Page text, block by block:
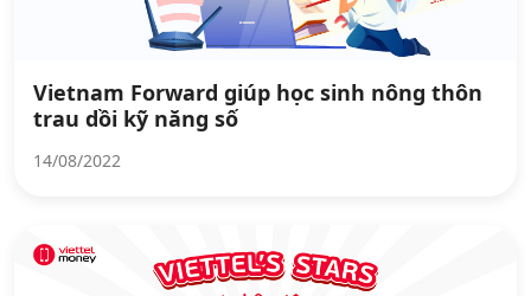
Vietnam Forward giúp học sinh nông thôn
trau dồi kỹ năng số
14/08/2022